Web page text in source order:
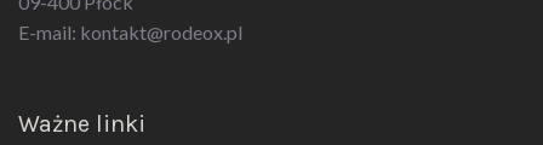
E-mail: kontakt@rodeox.pl
Ważne linki